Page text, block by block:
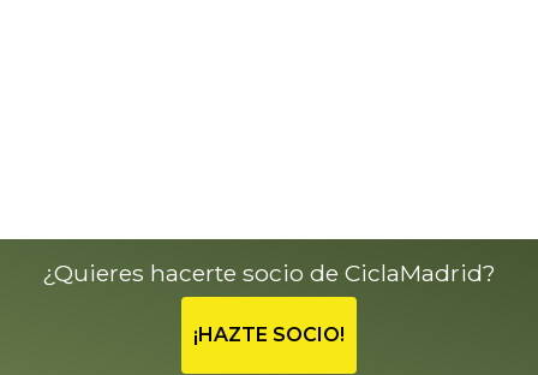
¿Quieres hacerte socio de CiclaMadrid?
¡HAZTE SOCIO!